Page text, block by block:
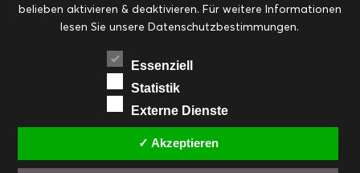
Eingemachtes Ohne Kategorie Ostern Resteküche
RezepteSaisonalSliderStartseite
Suppen, Salate & Vorspeisen
Vorspeisen, Salate & Suppen
Weihnachten Workshops & Events
belieben aktivieren & deaktivieren. Für weitere Informationen
lesen Sie unsere Datenschutzbestimmungen.
Essenziell
Statistik
Externe Dienste
✓ Akzeptieren